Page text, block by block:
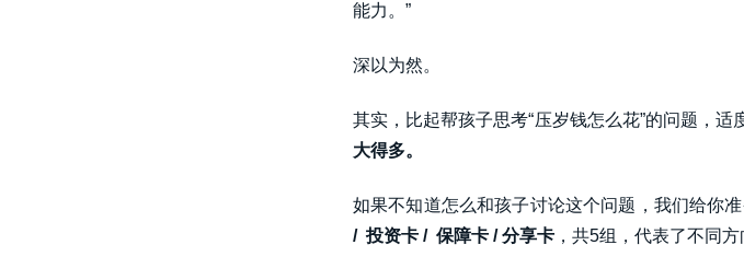
能力。”
深以为然。
其实，比起帮孩子思考“压岁钱怎么花”的问题，适
大得多。
如果不知道怎么和孩子讨论这个问题，我们给你
/ 投资卡 / 保障卡 / 分享卡 ，共5组，代表了不同方